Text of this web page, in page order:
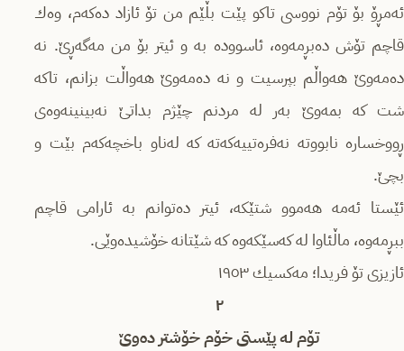
ئەمڕۆ بۆ تۆم نووسی تاكو پێت بڵێم من تۆ ئازاد دەكەم، وەك
قاچم تۆش دەبڕمەوە، ئاسوودە بە و ئیتر بۆ من مەگەڕێ‌. نە
دەمەوێ‌ هەواڵم بپرسیت و نە دەمەوێ‌ هەواڵت بزانم، تاكە
شت كە بمەوێ‌ بەر لە مردنم چێژم بداتێ‌ نەبینینەوەی
ڕووخسارە نابووتە نەفرەتییەكەتە كە لەناو باخچەكەم بێت و
بچێ‌.
ئێستا ئەمە هەموو شتێكە، ئیتر دەتوانم بە ئارامی قاچم
ببڕمەوە، ماڵئاوا لە كەسێكەوە كە شێتانە خۆشیدەوێی.
ئازیزی تۆ فریدا؛ مەكسیك ١٩٥٣
٢
تۆم لە پێستی خۆم خۆشتر دەوێ‌